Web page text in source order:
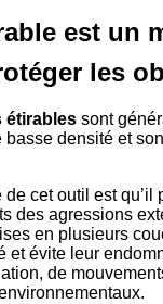
est un
les
étirables sont
basse densité et
cet outil est qu’il
des agressions
en plusieurs
et évite leur
de